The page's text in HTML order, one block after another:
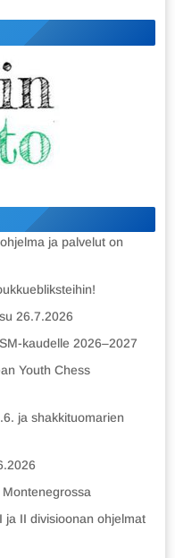
ja palvelut on
26.7.2026
kaudelle 2026–2027
Youth Chess
ja shakkituomarien
ja II divisioonan ohjelmat